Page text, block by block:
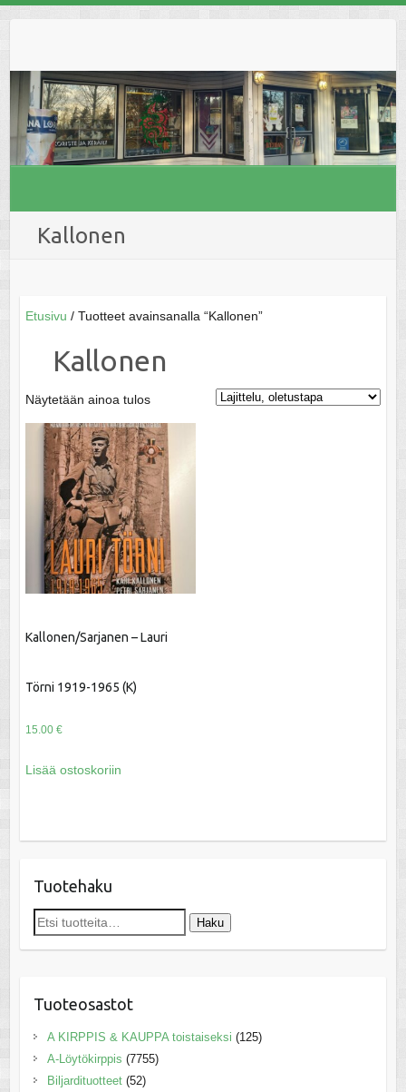
Kallonen
Etusivu / Tuotteet avainsanalla “Kallonen”
Kallonen
Näytetään ainoa tulos
Kallonen/Sarjanen – Lauri
Törni 1919-1965 (K)
15.00 €
Lisää ostoskoriin
Tuotehaku
Etsi: Haku
Tuoteosastot
A KIRPPIS & KAUPPA toistaiseksi (125)
A-Löytökirppis (7755)
Biljardituotteet (52)